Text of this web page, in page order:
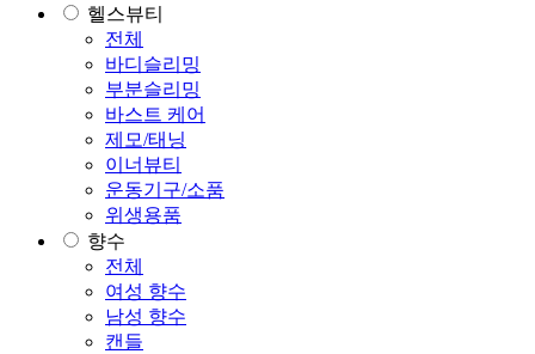
헬스뷰티
전체
바디슬리밍
부분슬리밍
바스트 케어
제모/태닝
이너뷰티
운동기구/소품
위생용품
향수
전체
여성 향수
남성 향수
캔들